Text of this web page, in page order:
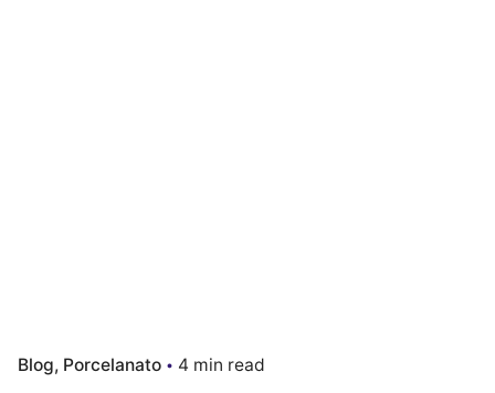
Blog Porcelanato 4 min read